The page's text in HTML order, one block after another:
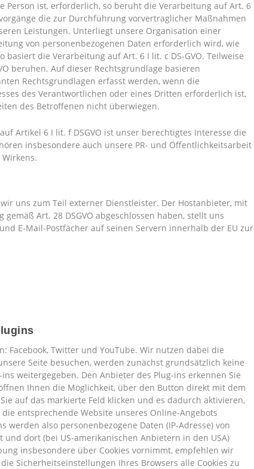
Person ist, erforderlich, so beruht die Verarbeitung auf Art. 6
die zur Durchführung vorvertraglicher Maßnahmen
Leistungen. Unterliegt unsere Organisation einer
von personenbezogenen Daten erforderlich wird, wie
die Verarbeitung auf Art. 6 I lit. c DS-GVO. Teilweise
beruhen. Auf dieser Rechtsgrundlage basieren
Rechtsgrundlagen erfasst werden, wenn die
des Verantwortlichen oder eines Dritten erforderlich ist,
des Betroffenen nicht überwiegen.
Artikel 6 I lit. f DSGVO ist unser berechtigtes Interesse die
insbesondere auch unsere PR- und Öffentlichkeitsarbeit
uns zum Teil externer Dienstleister. Der Hostanbieter, mit
Art. 28 DSGVO abgeschlossen haben, stellt uns
E-Mail-Postfächer auf seinen Servern innerhalb der EU zur
Facebook, Twitter und YouTube. Wir nutzen dabei die
Seite besuchen, werden zunächst grundsätzlich keine
weitergegeben. Den Anbieter des Plug-ins erkennen Sie
Ihnen die Möglichkeit, über den Button direkt mit dem
auf das markierte Feld klicken und es dadurch aktivieren,
entsprechende Website unseres Online-Angebots
also personenbezogene Daten (IP-Adresse) von
dort (bei US-amerikanischen Anbietern in den USA)
insbesondere über Cookies vornimmt, empfehlen wir
Sicherheitseinstellungen Ihres Browsers alle Cookies zu